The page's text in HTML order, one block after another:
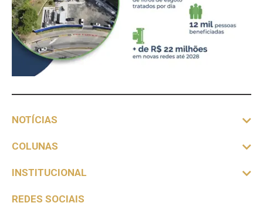
NOTÍCIAS
COLUNAS
INSTITUCIONAL
REDES SOCIAIS